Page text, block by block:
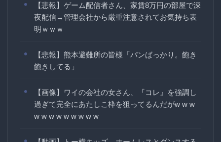
【悲報】ゲーム配信者さん、家賃8万円の部屋で深
夜配信→管理会社から厳重注意されてお気持ち表
明ｗｗｗ
【悲報】熊本避難所の皆様「パンばっかり。飽き
飽きしてる」
【画像】ワイの会社の女さん、『コレ』を強調し
過ぎて完全にあたしこ枠を狙ってるんだがw w w
w w w w w w w w w